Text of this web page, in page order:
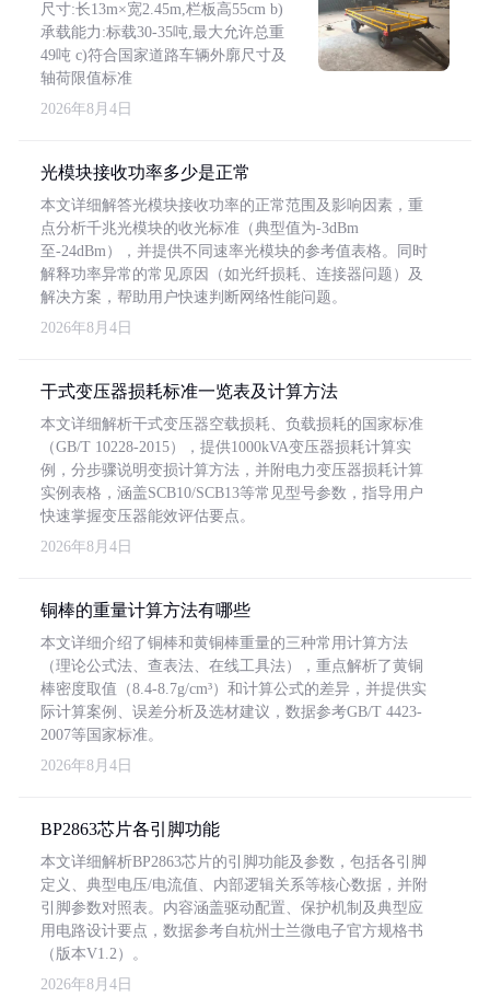
尺寸:长13m×宽2.45m,栏板高55cm b)
承载能力:标载30-35吨,最大允许总重
49吨 c)符合国家道路车辆外廓尺寸及
轴荷限值标准
2026年8月4日
光模块接收功率多少是正常
本文详细解答光模块接收功率的正常范围及影响因素，重
点分析千兆光模块的收光标准（典型值为-3dBm
至-24dBm），并提供不同速率光模块的参考值表格。同时
解释功率异常的常见原因（如光纤损耗、连接器问题）及
解决方案，帮助用户快速判断网络性能问题。
2026年8月4日
干式变压器损耗标准一览表及计算方法
本文详细解析干式变压器空载损耗、负载损耗的国家标准
（GB/T 10228-2015），提供1000kVA变压器损耗计算实
例，分步骤说明变损计算方法，并附电力变压器损耗计算
实例表格，涵盖SCB10/SCB13等常见型号参数，指导用户
快速掌握变压器能效评估要点。
2026年8月4日
铜棒的重量计算方法有哪些
本文详细介绍了铜棒和黄铜棒重量的三种常用计算方法
（理论公式法、查表法、在线工具法），重点解析了黄铜
棒密度取值（8.4-8.7g/cm³）和计算公式的差异，并提供实
际计算案例、误差分析及选材建议，数据参考GB/T 4423-
2007等国家标准。
2026年8月4日
BP2863芯片各引脚功能
本文详细解析BP2863芯片的引脚功能及参数，包括各引脚
定义、典型电压/电流值、内部逻辑关系等核心数据，并附
引脚参数对照表。内容涵盖驱动配置、保护机制及典型应
用电路设计要点，数据参考自杭州士兰微电子官方规格书
（版本V1.2）。
2026年8月4日